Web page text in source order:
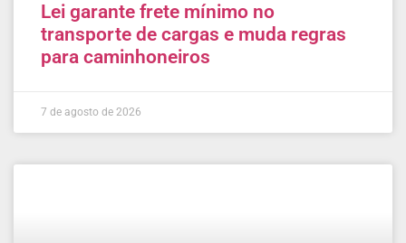
Lei garante frete mínimo no
transporte de cargas e muda regras
para caminhoneiros
7 de agosto de 2026